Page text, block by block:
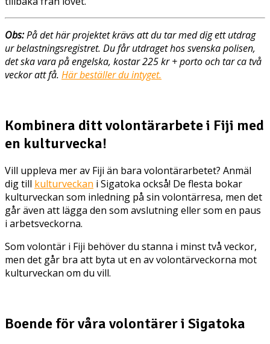
Obs:På det här projektet krävs att du tar med dig ett utdrag
ur belastningsregistret. Du får utdraget hos svenska polisen,
det ska vara på engelska, kostar 225 kr + porto och tar ca två
veckor att få. Här beställer du intyget.
Kombinera ditt volontärarbete i Fiji med
en kulturvecka!
Vill uppleva mer av Fiji än bara volontärarbetet? Anmäl
dig till kulturveckan i Sigatoka också! De flesta bokar
kulturveckan som inledning på sin volontärresa, men det
går även att lägga den som avslutning eller som en paus
i arbetsveckorna.
Som volontär i Fiji behöver du stanna i minst två veckor,
men det går bra att byta ut en av volontärveckorna mot
kulturveckan om du vill.
Boende för våra volontärer i Sigatoka